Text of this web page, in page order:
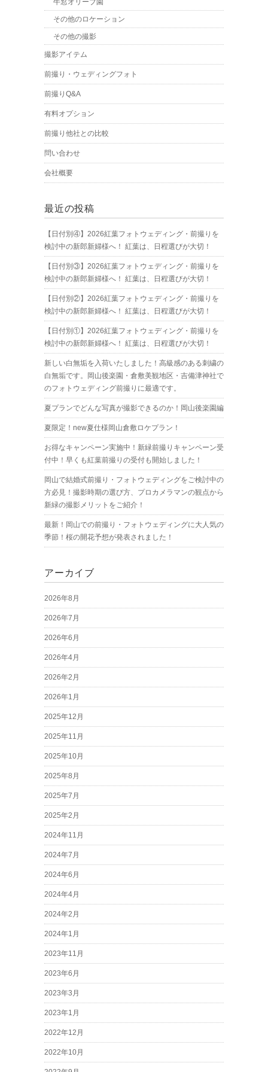
牛窓オリーブ園
その他のロケーション
その他の撮影
撮影アイテム
前撮り・ウェディングフォト
前撮りQ&A
有料オプション
前撮り他社との比較
問い合わせ
会社概要
最近の投稿
【日付別④】2026紅葉フォトウェディング・前撮りを
検討中の新郎新婦様へ！ 紅葉は、日程選びが大切！
【日付別③】2026紅葉フォトウェディング・前撮りを
検討中の新郎新婦様へ！ 紅葉は、日程選びが大切！
【日付別②】2026紅葉フォトウェディング・前撮りを
検討中の新郎新婦様へ！ 紅葉は、日程選びが大切！
【日付別①】2026紅葉フォトウェディング・前撮りを
検討中の新郎新婦様へ！ 紅葉は、日程選びが大切！
新しい白無垢を入荷いたしました！高級感のある刺繍の
白無垢です。岡山後楽園・倉敷美観地区・吉備津神社で
のフォトウェディング前撮りに最適です。
夏プランでどんな写真が撮影できるのか！岡山後楽園編
夏限定！new夏仕様岡山倉敷ロケプラン！
お得なキャンペーン実施中！新緑前撮りキャンペーン受
付中！早くも紅葉前撮りの受付も開始しました！
岡山で結婚式前撮り・フォトウェディングをご検討中の
方必見！撮影時期の選び方、プロカメラマンの観点から
新緑の撮影メリットをご紹介！
最新！岡山での前撮り・フォトウェディングに大人気の
季節！桜の開花予想が発表されました！
アーカイブ
2026年8月
2026年7月
2026年6月
2026年4月
2026年2月
2026年1月
2025年12月
2025年11月
2025年10月
2025年8月
2025年7月
2025年2月
2024年11月
2024年7月
2024年6月
2024年4月
2024年2月
2024年1月
2023年11月
2023年6月
2023年3月
2023年1月
2022年12月
2022年10月